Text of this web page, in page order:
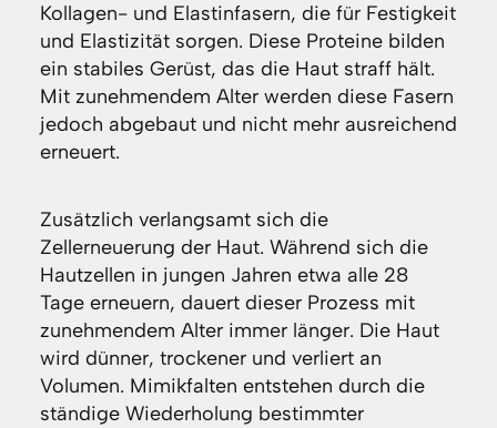
Kollagen- und Elastinfasern, die für Festigkeit
und Elastizität sorgen. Diese Proteine bilden
ein stabiles Gerüst, das die Haut straff hält.
Mit zunehmendem Alter werden diese Fasern
jedoch abgebaut und nicht mehr ausreichend
erneuert.
Zusätzlich verlangsamt sich die
Zellerneuerung der Haut. Während sich die
Hautzellen in jungen Jahren etwa alle 28
Tage erneuern, dauert dieser Prozess mit
zunehmendem Alter immer länger. Die Haut
wird dünner, trockener und verliert an
Volumen. Mimikfalten entstehen durch die
ständige Wiederholung bestimmter